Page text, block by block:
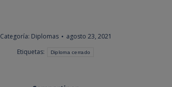
Categoría: Diplomas
agosto 23, 2021
Etiquetas:
Diploma cerrado